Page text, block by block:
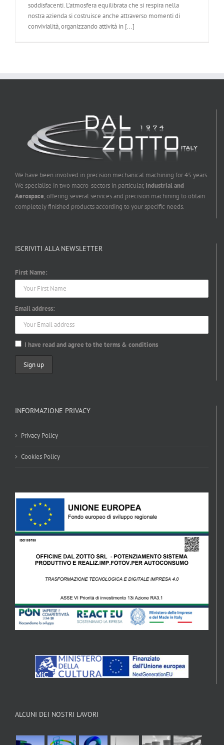
soddisfacenti. L’atmosfera equilibrata che si respira nella
nostra azienda si costruisce anche attraverso momenti di
convivialità, organizzando attività in [...]
We have been involved in precision mechanical machining for 45 years.
We specialise in two macro-sectors in particular, Industrial and
Aerospace, offering several services and precision machining to obtain
completely finished products according to your specific needs.
ISCRIVITI ALLA NEWSLETTER
First Name:
Email address:
I have read and agree to the terms & conditions
INFORMAZIONE PRIVACY
Privacy Policy
Cookies Policy
ALCUNI DEI NOSTRI LAVORI